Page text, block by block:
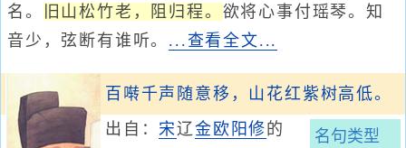
名。
旧山松竹老，阻归程。 欲将心事付瑶琴。知
音少，弦断有谁听。 ...查看全文...
百啭千声随意移，山花红紫树高低。
名句类型
出自：宋辽金 欧阳修 的